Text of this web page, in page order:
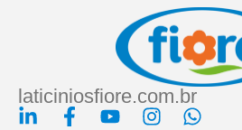
laticiniosfiore.com.br